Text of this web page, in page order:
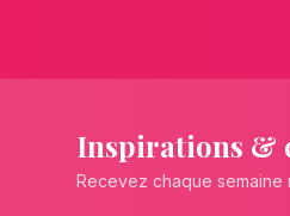
Inspirations &
Recevez chaque semaine